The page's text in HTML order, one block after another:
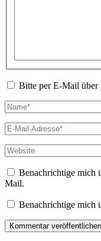
Bitte per E-Mail über
Name*
E-
Mail-
Adresse*
Website
Benachrichtige mich
Mail.
Benachrichtige mich